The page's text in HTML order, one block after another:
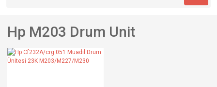
Hp M203 Drum Unit